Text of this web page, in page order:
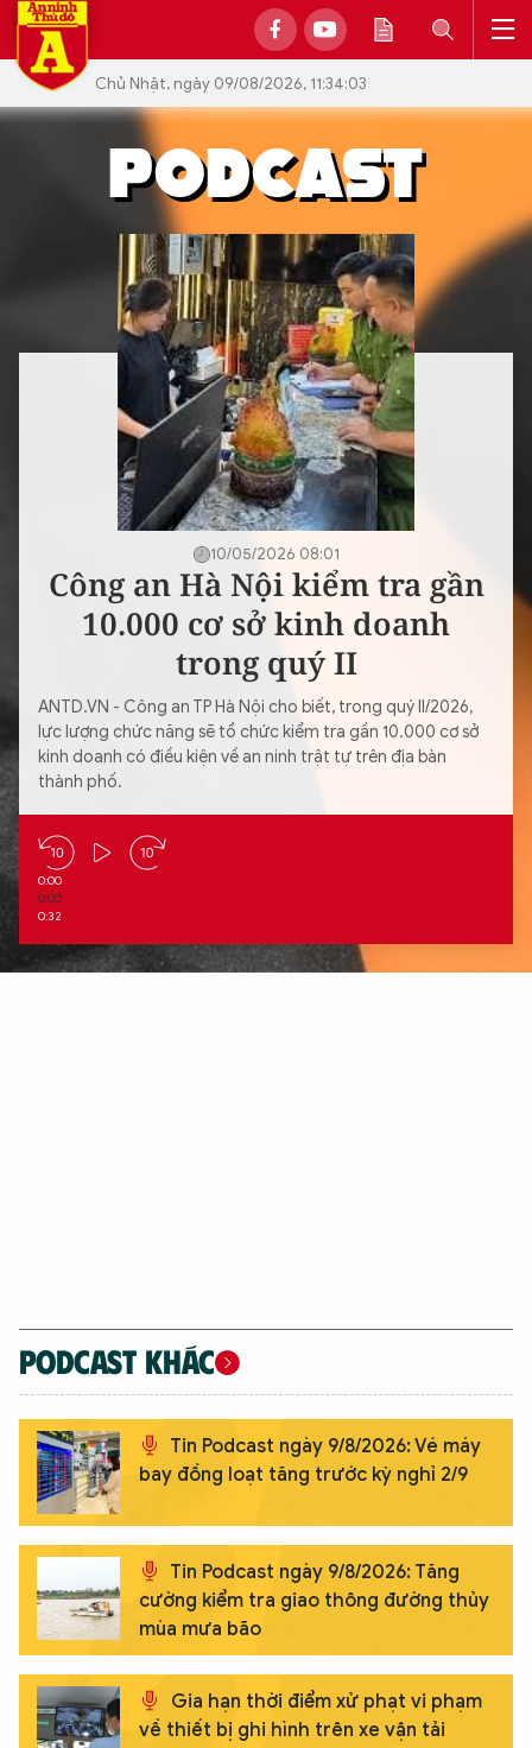
Chủ Nhật, ngày 09/08/2026, 11:34:03
10/05/2026 08:01
Công an Hà Nội kiểm tra gần
10.000 cơ sở kinh doanh
trong quý II
ANTD.VN - Công an TP Hà Nội cho biết, trong quý II/2026,
lực lượng chức năng sẽ tổ chức kiểm tra gần 10.000 cơ sở
kinh doanh có điều kiện về an ninh trật tự trên địa bàn
thành phố.
0:00
0:00
0:32
PODCAST KHÁC
Tin Podcast ngày 9/8/2026: Vé máy
bay đồng loạt tăng trước kỳ nghỉ 2/9
Tin Podcast ngày 9/8/2026: Tăng
cường kiểm tra giao thông đường thủy
mùa mưa bão
Gia hạn thời điểm xử phạt vi phạm
về thiết bị ghi hình trên xe vận tải